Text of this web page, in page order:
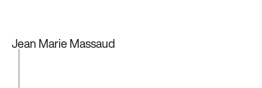
Jean Marie Massaud